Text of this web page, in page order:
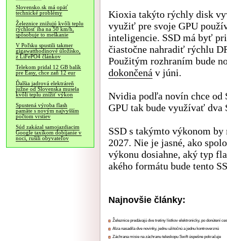
Slovensko.sk má opäť
technické problémy
Železnice znižujú kvôli teplu
rýchlosť iba na 50 km/h,
spôsobuje to meškanie
V Poľsku spustili takmer
gigawatthodinové úložisko,
z LiFePO4 článkov
Telekom pridal 12 GB balík
pre Easy, chce zaň 12 eur
Ďalšia jadrová elektráreň
južne od Slovenska musela
kvôli teplu znížiť výkon
Spustená výroba flash
pamäte s novým najvyšším
počtom vrstiev
Súd zakázal samojazdiacim
Google taxíkom dobíjanie v
noci, rušili obyvateľov
Kioxia takýto rýchly disk
využiť pre svoje GPU
inteligencie. SSD má byť
čiastočne nahradiť rýchlu
Použitým rozhraním bude
dokončená v júni.
Nvidia podľa novín chce od
GPU tak bude využívať
SSD s takýmto výkonom
2027. Nie je jasné, ako
výkonu dosiahne, aký typ
akého formátu bude tento
Najnovšie články:
Železnice predávajú dve tretiny lístkov elektronicky, po donútení
Alza nasadila dve novinky, jednu užitočnú a jednu kontroverznú
Záchrana misie na záchranu teleskopu Swift úspešne pokračuje